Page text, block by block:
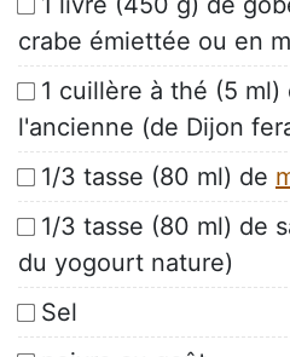
crabe émiettée ou en
1 cuillère à thé (5 ml)
l'ancienne (de Dijon
1/3 tasse (80 ml) de
1/3 tasse (80 ml) de
du yogourt nature)
Sel